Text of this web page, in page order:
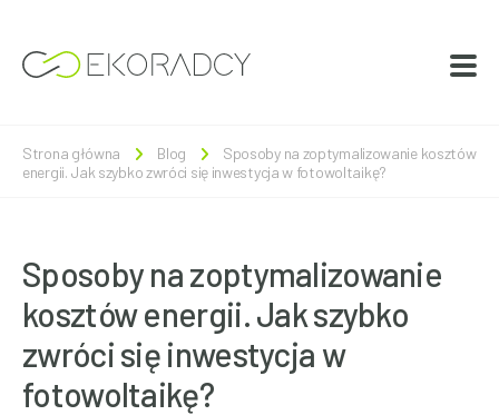
Strona główna Blog
Sposoby na zoptymalizowanie kosztów
energii. Jak szybko zwróci się inwestycja w fotowoltaikę?
Sposoby na zoptymalizowanie
kosztów energii. Jak szybko
zwróci się inwestycja w
fotowoltaikę?